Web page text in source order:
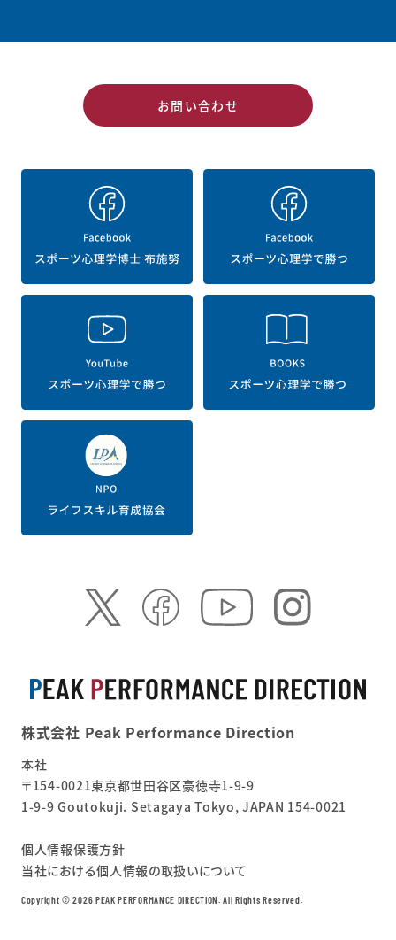
お問い合わせ
株式会社 Peak Performance Direction
本社
〒154-0021東京都世田谷区豪徳寺1-9-9
1-9-9 Goutokuji. Setagaya Tokyo, JAPAN 154-0021
個人情報保護方針
当社における個人情報の取扱いについて
Copyright ©︎ 2026 PEAK PERFORMANCE DIRECTION. All Rights Reserved.